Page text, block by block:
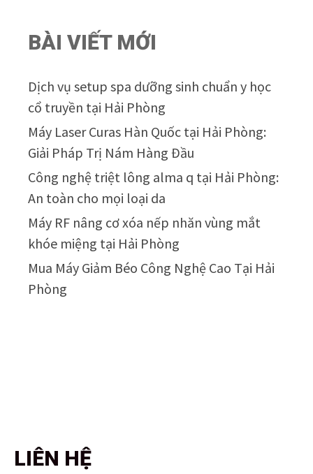
BÀI VIẾT MỚI
Dịch vụ setup spa dưỡng sinh chuẩn y học
cổ truyền tại Hải Phòng
Máy Laser Curas Hàn Quốc tại Hải Phòng:
Giải Pháp Trị Nám Hàng Đầu
Công nghệ triệt lông alma q tại Hải Phòng:
An toàn cho mọi loại da
Máy RF nâng cơ xóa nếp nhăn vùng mắt
khóe miệng tại Hải Phòng
Mua Máy Giảm Béo Công Nghệ Cao Tại Hải
Phòng
LIÊN HỆ